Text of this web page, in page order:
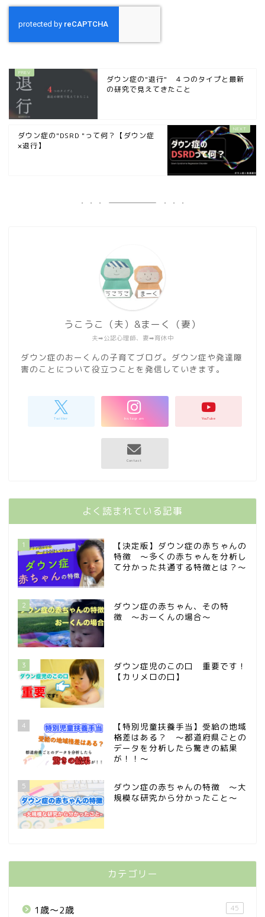
ダウン症の"退行" ４つのタイプと最新
の研究で見えてきたこと
ダウン症の"DSRD "って何？【ダウン症
×退行】
夫➡︎公認心理師、妻➡︎育休中
うこうこ（夫）&まーく（妻）
ダウン症のおーくんの子育てブログ。ダウン症や発達障
害のことについて役立つことを発信していきます。
よく読まれている記事
1
【決定版】ダウン症の赤ちゃんの
特徴 〜多くの赤ちゃんを分析し
て分かった共通する特徴とは？〜
2
ダウン症の赤ちゃん、その特
徴 〜おーくんの場合〜
3
ダウン症児のこの口 重要です！
【カリメロの口】
4
【特別児童扶養手当】受給の地域
格差はある？ 〜都道府県ごとの
データを分析したら驚きの結果
が！！〜
5
ダウン症の赤ちゃんの特徴 〜大
規模な研究から分かったこと〜
カテゴリー
1歳〜2歳 45